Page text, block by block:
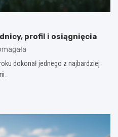
profil i osiągnięcia
dokonał jednego z najbardziej